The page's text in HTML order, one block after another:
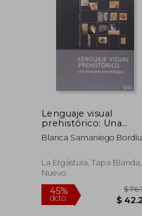
45%
dcto.
Lenguaje visual
prehistórico: Una
propuesta
metodológica (Serie
Patrimonio)
Blanca Samaniego Bordíu
La Ergástula, Tapa Blanda,
Nuevo